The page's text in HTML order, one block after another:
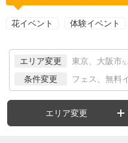
花イベント 体験イベント
エリア変更 東京、大阪市 な
条件変更 フェス、無料
エリア変更